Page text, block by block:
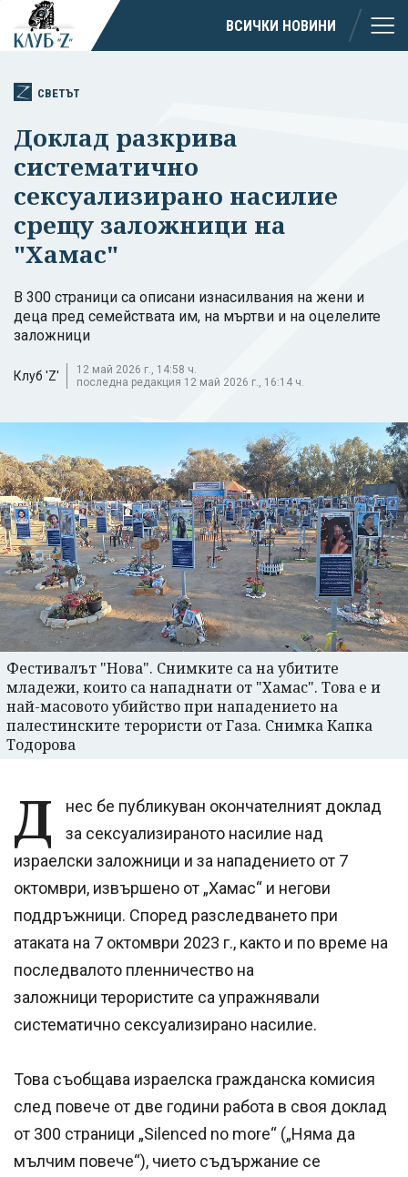
ВСИЧКИ НОВИНИ
СВЕТЪТ
Доклад разкрива
систематично
сексуализирано насилие
срещу заложници на
"Хамас"
В 300 страници са описани изнасилвания на жени и
деца пред семействата им, на мъртви и на оцелелите
заложници
Клуб 'Z'
12 май 2026 г., 14:58 ч.
последна редакция 12 май 2026 г., 16:14 ч.
Фестивалът "Нова". Снимките са на убитите
младежи, които са нападнати от "Хамас". Това е и
най-масовото убийство при нападението на
палестинските терористи от Газа. Снимка Капка
Тодорова
Д
нес бе публикуван окончателният доклад
за сексуализираното насилие над
израелски заложници и за нападението от 7
октомври, извършено от „Хамас“ и негови
поддръжници. Според разследването при
атаката на 7 октомври 2023 г., както и по време на
последвалото пленничество на
заложници терористите са упражнявали
систематично сексуализирано насилие.
Това съобщава израелска гражданска комисия
след повече от две години работа в своя доклад
от 300 страници „Silenced no more“ („Няма да
мълчим повече“), чието съдържание се